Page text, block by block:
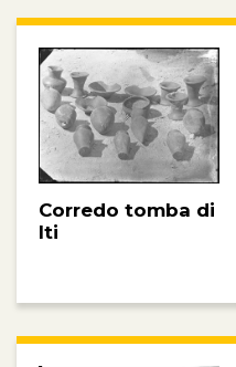
Corredo tomba di
Iti